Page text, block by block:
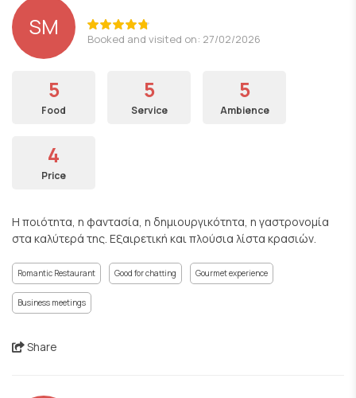
SM Booked and visited on: 27/02/2026
5
Food
5
Service
5
Ambience
4
Price
Η ποιότητα, η φαντασία, η δημιουργικότητα, η γαστρονομία
στα καλύτερά της. Εξαιρετική και πλούσια λίστα κρασιών.
Romantic Restaurant Good for chatting Gourmet experience
Business meetings
Share